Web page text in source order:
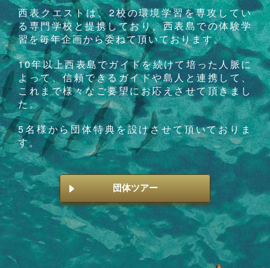
西表クエストは、2校の環境学習を専攻してい
る専門学校と提携しており、西表島での体験学
習を毎年企画から委ねて頂いております。
10年以上西表島でガイドを続けて培った人脈に
よって、信頼できるガイドや島人と連携して、
これまで様々なご要望にお応えさせて頂きまし
た。
5名様から団体特典を設けさせて頂いておりま
す。
団体ツアー